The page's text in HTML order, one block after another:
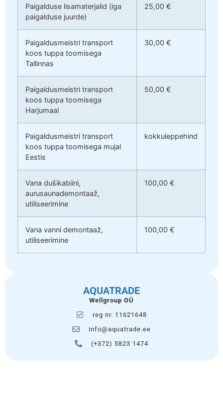
Paigalduse lisamaterjalid (iga
paigalduse juurde)
25,00 €
Paigaldusmeistri transport
koos tuppa toomisega
Tallinnas
30,00 €
Paigaldusmeistri transport
koos tuppa toomisega
Harjumaal
50,00 €
Paigaldusmeistri transport
koos tuppa toomisega mujal
Eestis
kokkuleppehind
Vana dušikabiini,
aurusaunademontaaž,
utiliseerimine
100,00 €
Vana vanni demontaaž,
utiliseerimine
100,00 €
AQUATRADE
Wellgroup OÜ
reg nr. 11621648
info@aquatrade.ee
(+372) 5823 1474